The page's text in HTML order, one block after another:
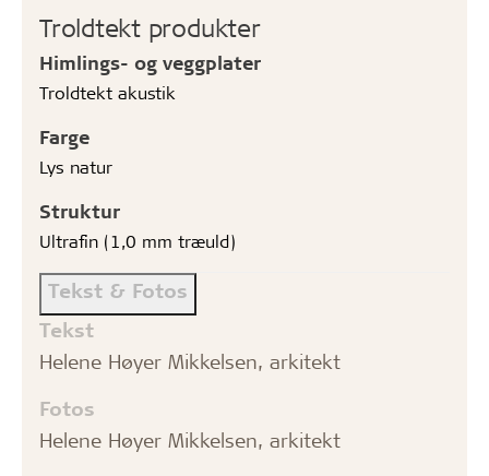
Troldtekt produkter
Himlings- og veggplater
Troldtekt akustik
Farge
Lys natur
Struktur
Ultrafin (1,0 mm træuld)
Tekst & Fotos
Tekst
Helene Høyer Mikkelsen, arkitekt
Fotos
Helene Høyer Mikkelsen, arkitekt